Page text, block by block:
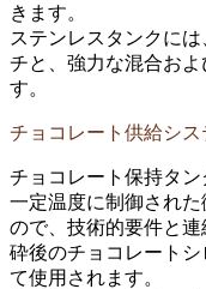
きます。
ステンレスタンクに
チと、強力な混合お
す。
チョコレート供給シ
チョコレート保持タ
一定温度に制御され
ので、技術的要件と
砕後のチョコレート
て使用されます。